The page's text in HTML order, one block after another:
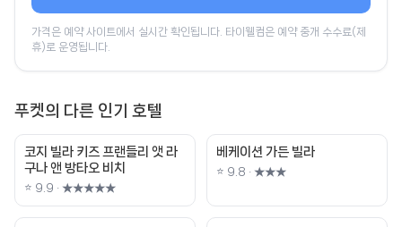
가격은 예약 사이트에서 실시간 확인됩니다. 타이웰컴은 예약 중개 수수료(제
휴)로 운영됩니다.
푸켓의 다른 인기 호텔
코지 빌라 키즈 프랜들리 앳 라
구나 앤 방타오 비치
⭐ 9.9 · ★★★★★
베케이션 가든 빌라
⭐ 9.8 · ★★★